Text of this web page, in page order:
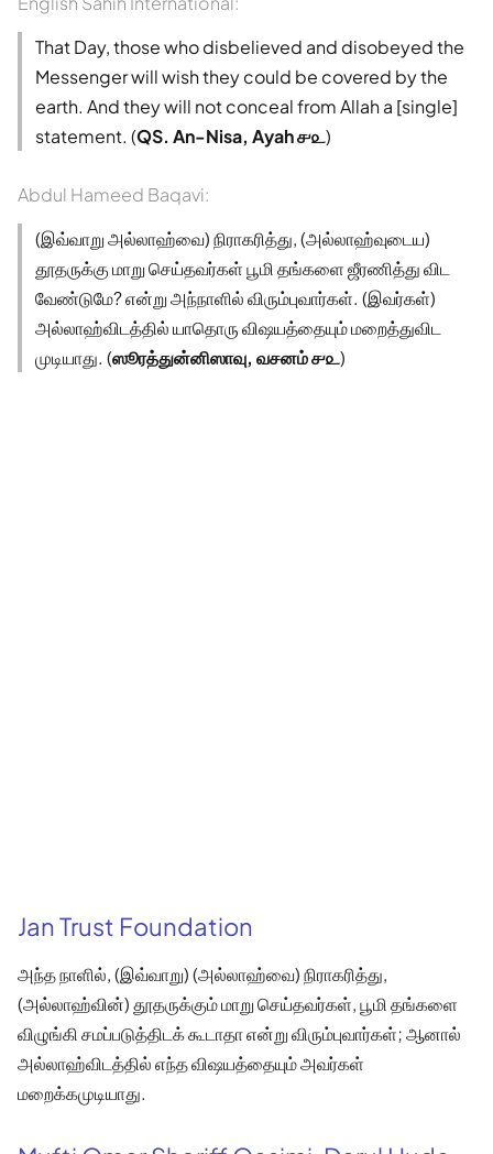
That Day, those who disbelieved and disobeyed the
Messenger will wish they could be covered by the
earth. And they will not conceal from Allah a [single]
statement. (QS. An-Nisa, Ayah ௪௨)
Abdul Hameed Baqavi:
(இவ்வாறு அல்லாஹ்வை) நிராகரித்து, (அல்லாஹ்வுடைய)
தூதருக்கு மாறு செய்தவர்கள் பூமி தங்களை ஜீரணித்து விட
வேண்டுமே? என்று அந்நாளில் விரும்புவார்கள். (இவர்கள்)
அல்லாஹ்விடத்தில் யாதொரு விஷயத்தையும் மறைத்துவிட
முடியாது. (ஸூரத்துன்னிஸாவு, வசனம் ௪௨)
Jan Trust Foundation
அந்த நாளில், (இவ்வாறு) (அல்லாஹ்வை) நிராகரித்து,
(அல்லாஹ்வின்) தூதருக்கும் மாறு செய்தவர்கள், பூமி தங்களை
விழுங்கி சமப்படுத்திடக் கூடாதா என்று விரும்புவார்கள்; ஆனால்
அல்லாஹ்விடத்தில் எந்த விஷயத்தையும் அவர்கள்
மறைக்கமுடியாது.